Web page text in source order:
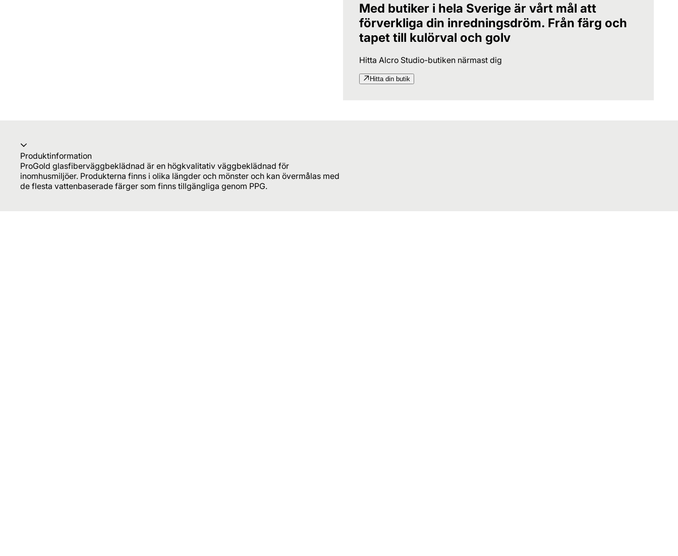
Med butiker i hela Sverige är vårt mål att
förverkliga din inredningsdröm. Från färg och
tapet till kulörval och golv
Hitta Alcro Studio-butiken närmast dig
Hitta din butik
Produktinformation
ProGold glasfiberväggbeklädnad är en högkvalitativ väggbeklädnad för
inomhusmiljöer. Produkterna finns i olika längder och mönster och kan övermålas med
de flesta vattenbaserade färger som finns tillgängliga genom PPG.